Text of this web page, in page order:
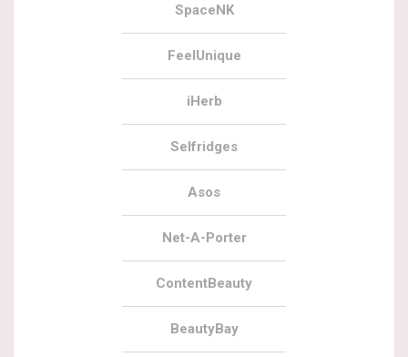
SpaceNK
FeelUnique
iHerb
Selfridges
Asos
Net-A-Porter
ContentBeauty
BeautyBay